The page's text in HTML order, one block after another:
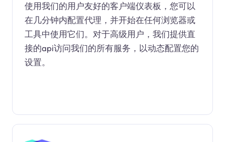
使用我们的用户友好的客户端仪表板，您可以
在几分钟内配置代理，并开始在任何浏览器或
工具中使用它们。对于高级用户，我们提供直
接的api访问我们的所有服务，以动态配置您的
设置。